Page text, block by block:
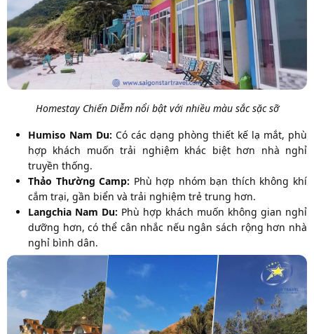
Homestay Chiến Diễm nổi bật với nhiều màu sắc sặc sỡ
Humiso Nam Du: Có các dạng phòng thiết kế lạ mắt, phù
hợp khách muốn trải nghiệm khác biệt hơn nhà nghỉ
truyền thống.
Thảo Thường Camp: Phù hợp nhóm bạn thích không khí
cắm trại, gần biển và trải nghiệm trẻ trung hơn.
Langchia Nam Du: Phù hợp khách muốn không gian nghỉ
dưỡng hơn, có thể cân nhắc nếu ngân sách rộng hơn nhà
nghỉ bình dân.